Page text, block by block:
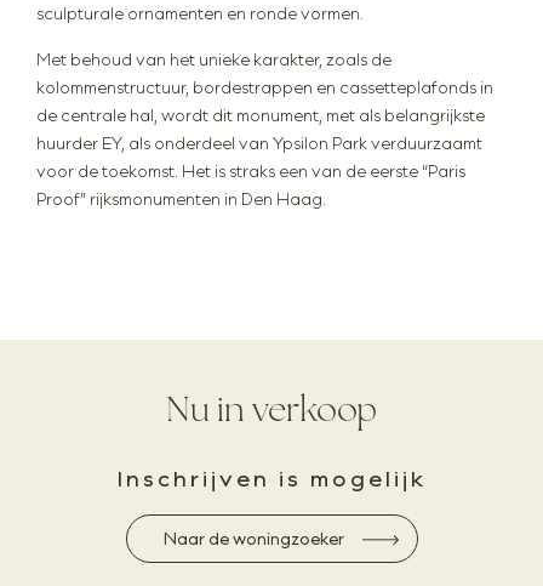
sculpturale ornamenten en ronde vormen.
Met behoud van het unieke karakter, zoals de
kolommenstructuur, bordestrappen en cassetteplafonds in
de centrale hal, wordt dit monument, met als belangrijkste
huurder EY, als onderdeel van Ypsilon Park verduurzaamt
voor de toekomst. Het is straks een van de eerste “Paris
Proof” rijksmonumenten in Den Haag.
Inschrijven is mogelijk
Nu in verkoop
Naar de woningzoeker